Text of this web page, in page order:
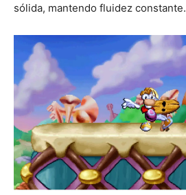
sólida, mantendo fluidez constante.